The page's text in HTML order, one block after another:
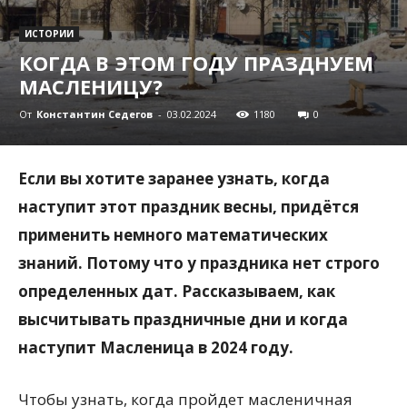
ИСТОРИИ
КОГДА В ЭТОМ ГОДУ ПРАЗДНУЕМ
МАСЛЕНИЦУ?
От Константин Седегов - 03.02.2024 1180 0
Если вы хотите заранее узнать, когда
наступит этот праздник весны, придётся
применить немного математических
знаний. Потому что у праздника нет строго
определенных дат. Рассказываем, как
высчитывать праздничные дни и когда
наступит Масленица в 2024 году.
Чтобы узнать, когда пройдет масленичная